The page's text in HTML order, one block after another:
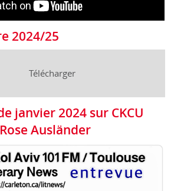
2024/25
Télécharger
janvier 2024 sur CKCU
Ausländer